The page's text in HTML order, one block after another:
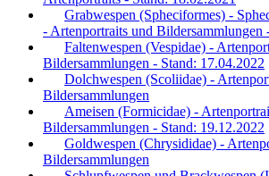
Grabwespen (Spheciformes) -
- Artenportraits und Bildersammlungen
Faltenwespen (Vespidae) -
Bildersammlungen - Stand: 17.04.2022
Dolchwespen (Scoliidae) -
Bildersammlungen
Ameisen (Formicidae) -
Bildersammlungen - Stand: 19.12.2022
Goldwespen (Chrysididae) -
Bildersammlungen